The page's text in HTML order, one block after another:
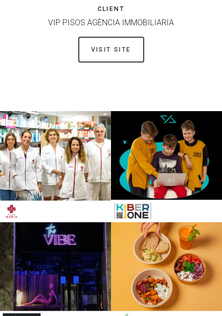
CLIENT
VIP PISOS AGÈNCIA IMMOBILIARIA
VISIT SITE